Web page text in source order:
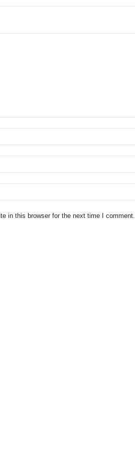
in this browser for the next time I comment.